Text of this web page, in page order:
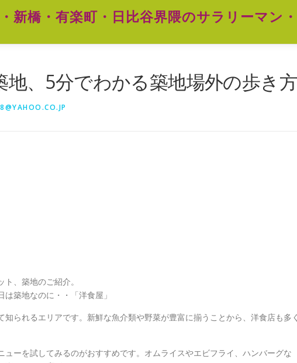
新橋・有楽町・日比谷界隈のサラリーマン
地、5分でわかる築地場外の歩き
、築地のご紹介。
築地なのに・・「洋食屋」
られるエリアです。新鮮な魚介類や野菜が豊富に揃うことから、洋食店も多
ーを試してみるのがおすすめです。オムライスやエビフライ、ハンバーグな